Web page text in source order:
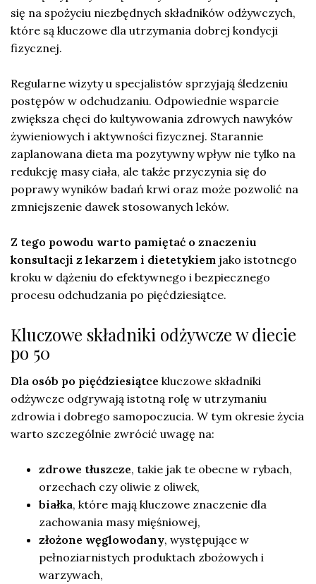
się na spożyciu niezbędnych składników odżywczych,
które są kluczowe dla utrzymania dobrej kondycji
fizycznej.
Regularne wizyty u specjalistów sprzyjają śledzeniu
postępów w odchudzaniu. Odpowiednie wsparcie
zwiększa chęci do kultywowania zdrowych nawyków
żywieniowych i aktywności fizycznej. Starannie
zaplanowana dieta ma pozytywny wpływ nie tylko na
redukcję masy ciała, ale także przyczynia się do
poprawy wyników badań krwi oraz może pozwolić na
zmniejszenie dawek stosowanych leków.
Z tego powodu warto pamiętać o znaczeniu
konsultacji z lekarzem i dietetykiem jako istotnego
kroku w dążeniu do efektywnego i bezpiecznego
procesu odchudzania po pięćdziesiątce.
Kluczowe składniki odżywcze w diecie
po 50
Dla osób po pięćdziesiątce kluczowe składniki
odżywcze odgrywają istotną rolę w utrzymaniu
zdrowia i dobrego samopoczucia. W tym okresie życia
warto szczególnie zwrócić uwagę na:
zdrowe tłuszcze, takie jak te obecne w rybach,
orzechach czy oliwie z oliwek,
białka, które mają kluczowe znaczenie dla
zachowania masy mięśniowej,
złożone węglowodany, występujące w
pełnoziarnistych produktach zbożowych i
warzywach,